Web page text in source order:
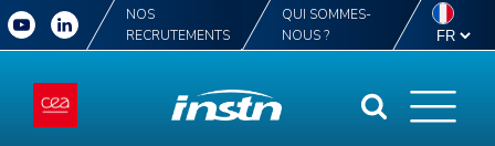
NOS
RECRUTEMENTS
QUI SOMMES-
NOUS ?